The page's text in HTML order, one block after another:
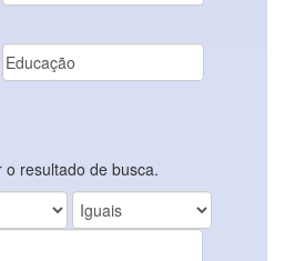
resultado de busca.